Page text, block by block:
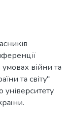
війни та
та світу"